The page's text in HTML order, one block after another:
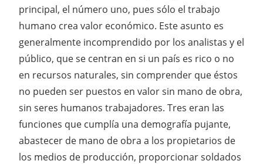
principal, el número uno, pues sólo el trabajo
humano crea valor económico. Este asunto es
generalmente incomprendido por los analistas y el
público, que se centran en si un país es rico o no
en recursos naturales, sin comprender que éstos
no pueden ser puestos en valor sin mano de obra,
sin seres humanos trabajadores. Tres eran las
funciones que cumplía una demografía pujante,
abastecer de mano de obra a los propietarios de
los medios de producción, proporcionar soldados